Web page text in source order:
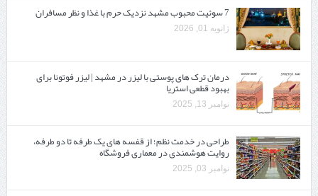
7 سوئیت محبوب مشهد نزدیک حرم با غذا و نظر مسافران
ژانویه 01, 2026
درمان ترک های پوستی با لیزر در مشهد | لیزر فوتونا برای
بهبود قطعی استریا
نوامبر 13, 2025
طراحی در خدمت نظم؛ از قفسه ‌های یک‌ طرفه تا دو طرفه،
روایت هوشمندی در معماری فروشگاه
نوامبر 03, 2025